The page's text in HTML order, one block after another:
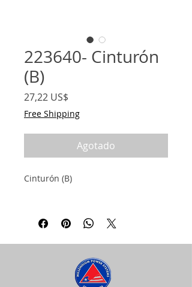
223640- Cinturón
(B)
27,22 US$
Free Shipping
Agotado
Cinturón (B)